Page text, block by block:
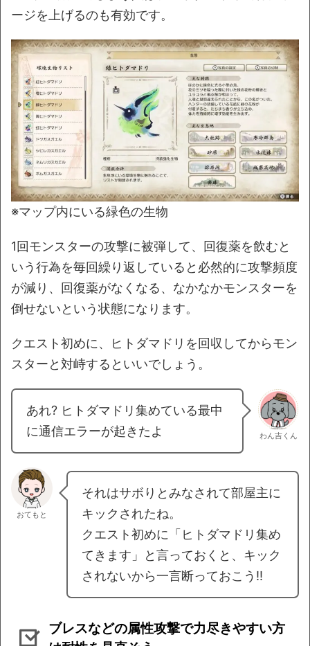
ージを上げるのも有効です。
※マップ内にいる緑色の生物
1回モンスターの攻撃に被弾して、回復薬を飲むと
いう行為を毎回繰り返していると必然的に攻撃頻度
が減り、回復薬がなくなる、なかなかモンスターを
倒せないという状態になります。
クエスト初めに、ヒトダマドリを回収してからモン
スターと対峙するといいでしょう。
あれ? ヒトダマドリ集めている最中
に通信エラーが起きたよ
わん吉くん
おてもと
それはサボりとみなされて部屋主に
キックされたね。
クエスト初めに「ヒトダマドリ集め
てきます」と言っておくと、キック
されないから一言断っておこう!!
ブレスなどの属性攻撃で力尽きやすい方